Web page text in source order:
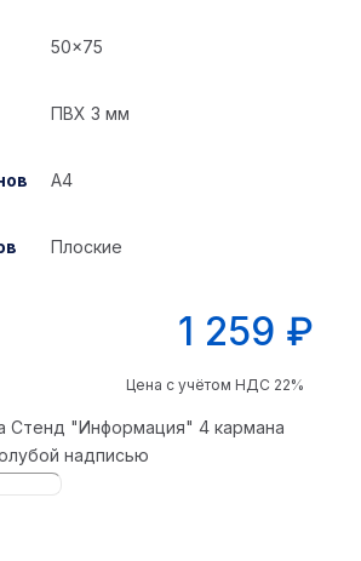
50×75
ПВХ 3 мм
А4
Плоские
1 259 ₽
Цена с учётом НДС 22%
Стенд "Информация" 4 кармана
надписью